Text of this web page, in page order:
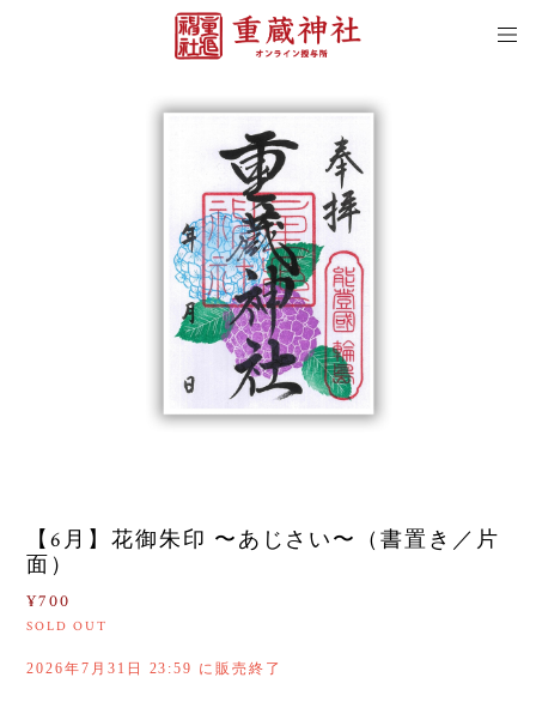
【6月】花御朱印 〜あじさい〜（書置き／片
面）
¥700
SOLD OUT
2026年7月31日 23:59 に販売終了